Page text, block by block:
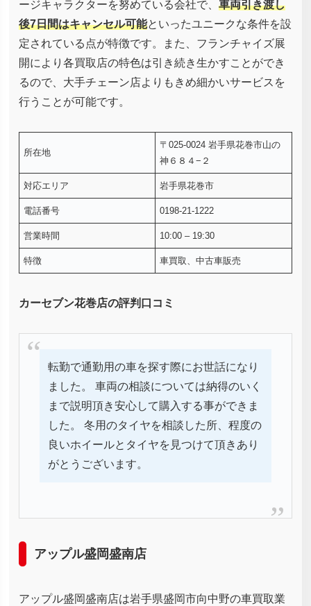
ージキャラクターを努めている会社で、 車両引き渡し
後7日間はキャンセル可能といったユニークな条件を設
定されている点が特徴です。また、フランチャイズ展
開により各買取店の特色は引き続き生かすことができ
るので、大手チェーン店よりもきめ細かいサービスを
行うことが可能です。
所在地
〒025-0024 岩手県花巻市山の
神６８４−２
対応エリア 岩手県花巻市
電話番号 0198-21-1222
営業時間 10:00 – 19:30
特徴 車買取、中古車販売
カーセブン花巻店の評判口コミ
転勤で通勤用の車を探す際にお世話になり
ました。 車両の相談については納得のいく
まで説明頂き安心して購入する事ができま
した。 冬用のタイヤを相談した所、程度の
良いホイールとタイヤを見つけて頂きあり
がとうございます。
アップル盛岡盛南店
アップル盛岡盛南店は岩手県盛岡市向中野の車買取業